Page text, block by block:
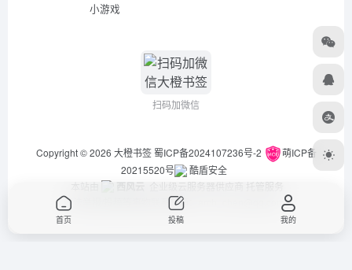
小游戏
扫码加微信
Copyright © 2026 大橙书签 蜀ICP备2024107236号-2
萌ICP备
20215520号
酷盾安全
本站由
西风云 企业级云服务器供应商 托管服务
违法举报/投稿等事物联系邮箱：arch_chen@qq.com
首页 投稿 我的